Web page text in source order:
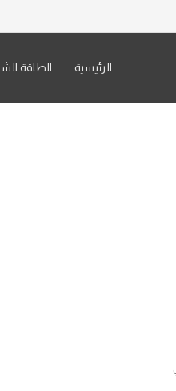
الرئيسية الطاقة